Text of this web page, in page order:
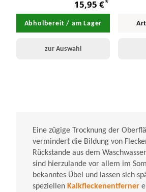
15,95 €*
Abholbereit / am Lager
zur Auswahl
Eine zügige Trocknung der
vermindert die Bildung von
Rückstande aus dem
sind hierzulande vor allem im
bekanntes Übel und lassen sich
speziellen Kalkfleckenentferner